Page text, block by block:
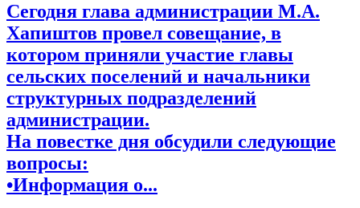
Сегодня глава администрации М.А.
Хапиштов провел совещание, в
котором приняли участие главы
сельских поселений и начальники
структурных подразделений
администрации.
На повестке дня обсудили следующие
вопросы:
•Информация о...